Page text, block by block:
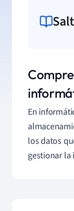
En
los datos
gestionar